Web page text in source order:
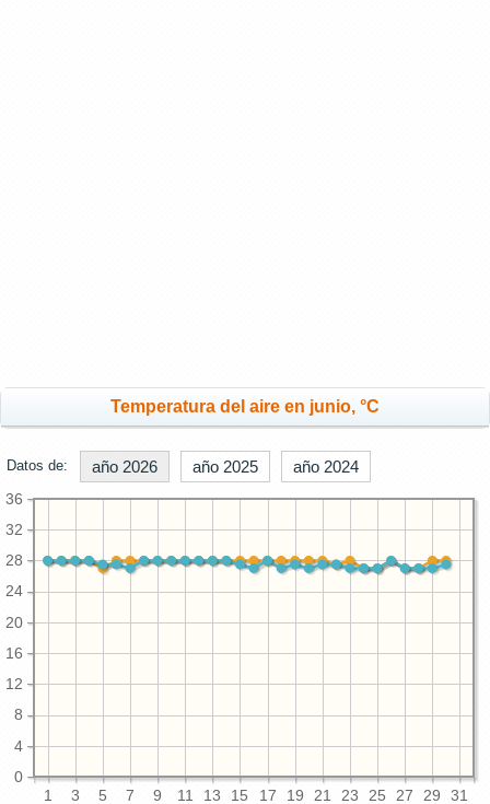
Temperatura del aire en junio, °C
Datos de: año 2026 año 2025 año 2024
1 3 5 7 9 11 13 15 17 19 21 23 25 27 29 31
0
4
8
12
16
20
24
28
32
36